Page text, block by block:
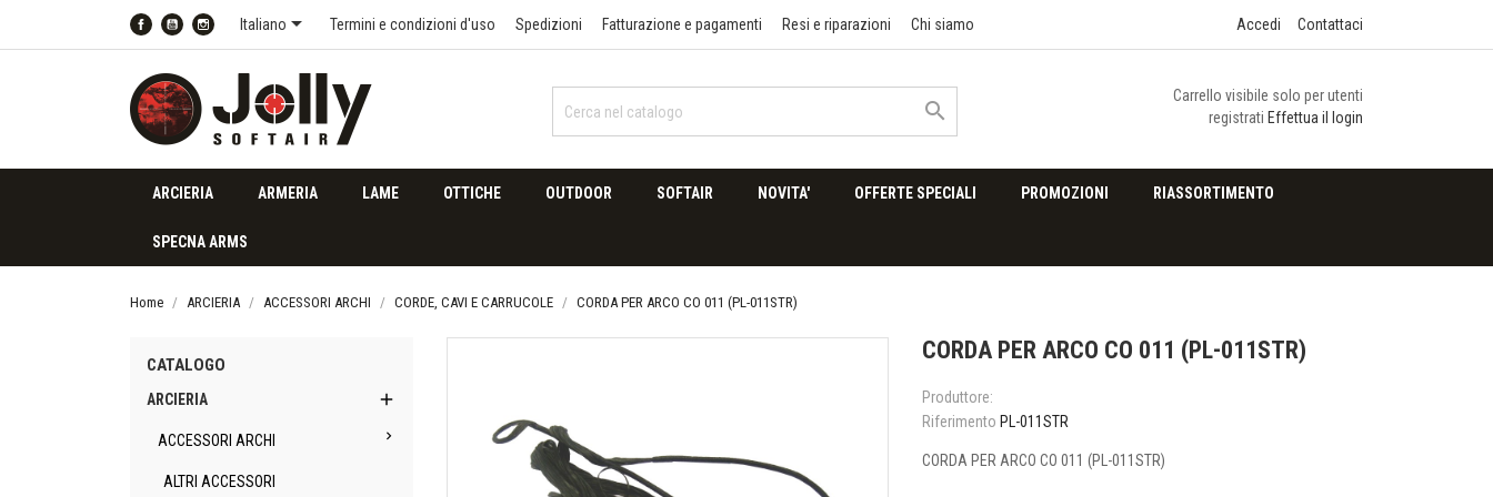
FacebookYouTube
Italiano Termini e condizioni d'uso Spedizioni Fatturazione e pagamenti Resi e riparazioni Chi siamo Accedi Contattaci

Carrello visibile solo per utenti
registrati Effettua il login
ARCIERIA ARMERIA LAME OTTICHE OUTDOOR SOFTAIR NOVITA' OFFERTE SPECIALI PROMOZIONI RIASSORTIMENTO
SPECNA ARMS
Home ARCIERIA ACCESSORI ARCHI CORDE, CAVI E CARRUCOLE CORDA PER ARCO CO 011 (PL-011STR)
CATALOGO
ARCIERIA 
ACCESSORI ARCHI 
ALTRI ACCESSORI
CORDA PER ARCO CO 011 (PL-011STR)
Produttore:
Riferimento PL-011STR
CORDA PER ARCO CO 011 (PL-011STR)